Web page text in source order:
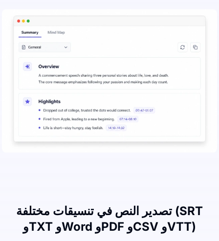
تصدير النص في تنسيقات مختلفة (SRT
وTXT وWord وPDF وCSV وVTT)